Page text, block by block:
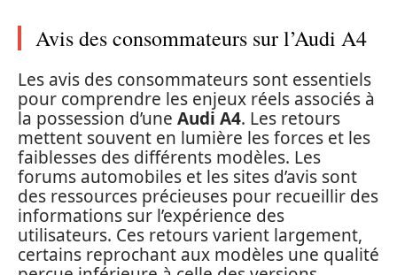
Avis des consommateurs sur l’Audi A4
Les avis des consommateurs sont essentiels
pour comprendre les enjeux réels associés à
la possession d’une Audi A4. Les retours
mettent souvent en lumière les forces et les
faiblesses des différents modèles. Les
forums automobiles et les sites d’avis sont
des ressources précieuses pour recueillir des
informations sur l’expérience des
utilisateurs. Ces retours varient largement,
certains reprochant aux modèles une qualité